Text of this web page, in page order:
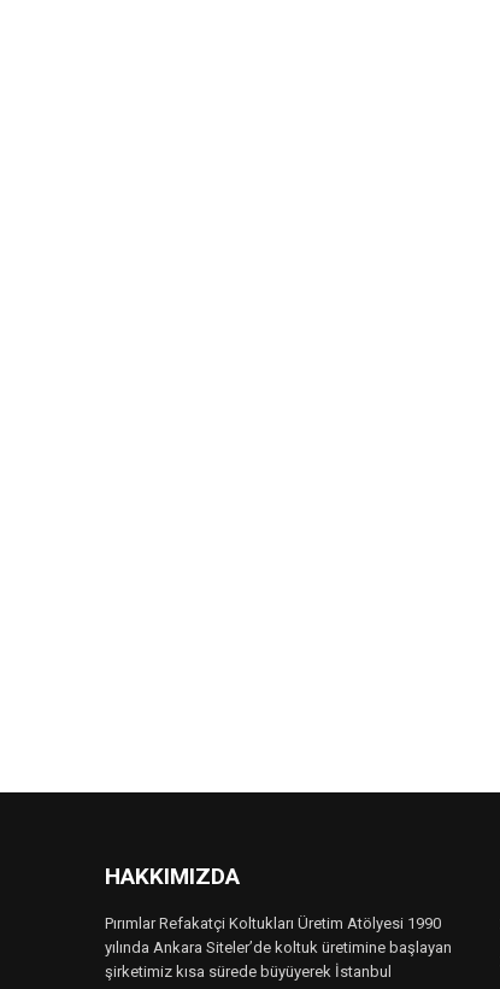
HAKKIMIZDA
Pırımlar Refakatçi Koltukları Üretim Atölyesi 1990
yılında Ankara Siteler’de koltuk üretimine başlayan
şirketimiz kısa sürede büyüyerek İstanbul